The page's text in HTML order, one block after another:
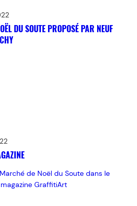
DU SOUTE PROPOSÉ PAR NEUF
de Noël du Soute dans le
GraffitiArt